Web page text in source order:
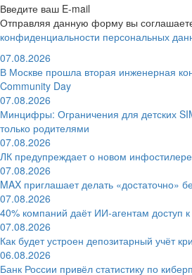
Введите ваш E-mail
Отправляя данную форму вы
конфиденциальности персональных
07.08.2026
В Москве прошла вторая инженерная
Community Day
07.08.2026
Минцифры: Ограничения для детских
только родителями
07.08.2026
ЛК предупреждает о новом
07.08.2026
MAX приглашает делать «достаточно»
07.08.2026
40% компаний даёт ИИ‑агентам доступ
07.08.2026
Как будет устроен депозитарный учёт
06.08.2026
Банк России привёл статистику по